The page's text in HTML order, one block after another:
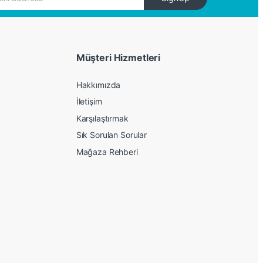
Müşteri Hizmetleri
Hakkımızda
İletişim
Karşılaştırmak
Sık Sorulan Sorular
Mağaza Rehberi